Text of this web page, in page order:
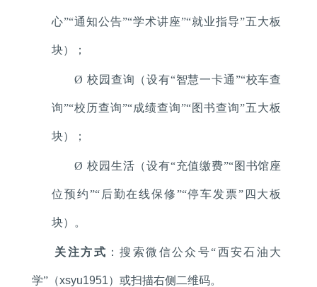
心”“通知公告”“学术讲座”“就业指导”五大板
块）；
Ø 校园查询（设有“智慧一卡通”“校车查
询”“校历查询”“成绩查询”“图书查询”五大板
块）；
Ø 校园生活（设有“充值缴费”“图书馆座
位预约”“后勤在线保修”“停车发票”四大板
块）。
关注方式 ：搜索微信公众号“西安石油大
学”（xsyu1951）或扫描右侧二维码。